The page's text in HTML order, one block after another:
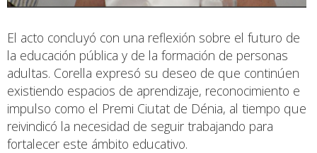
El acto concluyó con una reflexión sobre el futuro de
la educación pública y de la formación de personas
adultas. Corella expresó su deseo de que continúen
existiendo espacios de aprendizaje, reconocimiento e
impulso como el Premi Ciutat de Dénia, al tiempo que
reivindicó la necesidad de seguir trabajando para
fortalecer este ámbito educativo.